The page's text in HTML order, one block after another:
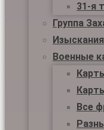
31-я
Группа
Изыскания
Военные
Все